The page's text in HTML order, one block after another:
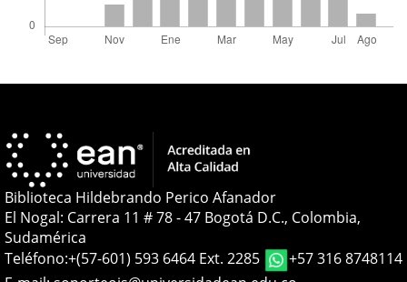
Biblioteca Hildebrando Perico Afanador
El Nogal: Carrera 11 # 78 - 47 Bogotá D.C., Colombia,
Sudamérica
Teléfono:+(57-601) 593 6464 Ext. 2285
+57 316 8748114